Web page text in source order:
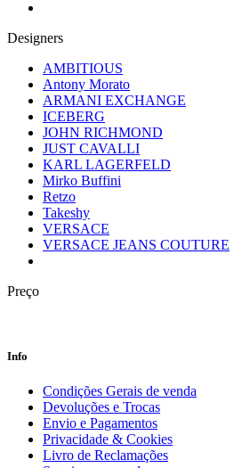
Designers
AMBITIOUS
Antony Morato
ARMANI EXCHANGE
ICEBERG
JOHN RICHMOND
JUST CAVALLI
KARL LAGERFELD
Mirko Buffini
Retzo
Takeshy
VERSACE
VERSACE JEANS COUTURE
Preço
Info
Condições Gerais de venda
Devoluções e Trocas
Envio e Pagamentos
Privacidade & Cookies
Livro de Reclamações